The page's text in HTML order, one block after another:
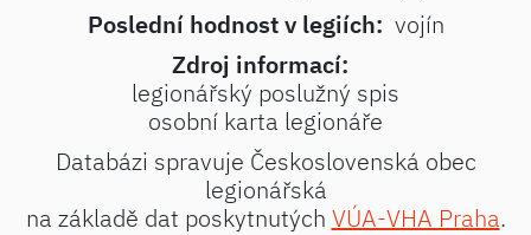
Poslední hodnost v legiích: vojín
Zdroj informací:
legionářský poslužný spis
osobní karta legionáře
Databázi spravuje Československá obec
legionářská
na základě dat poskytnutých VÚA-VHA Praha.